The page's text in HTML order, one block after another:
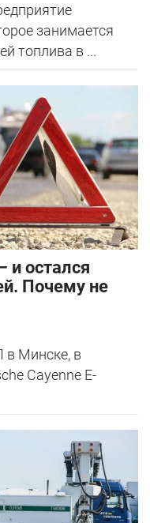
занимается
топлива в ...
и остался
Почему не
в Минске, в
Cayenne E-